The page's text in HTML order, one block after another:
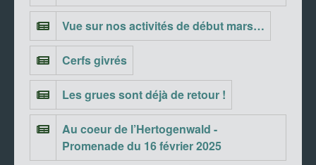
Vue sur nos activités de début mars…
Cerfs givrés
Les grues sont déjà de retour !
Au coeur de l’Hertogenwald -
Promenade du 16 février 2025